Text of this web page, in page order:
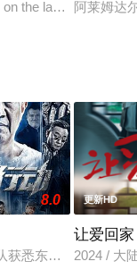
可能性。杰克想要
the lam invade the
阿莱姆达
杀人事件，勘案过
8.0
获悉东南亚毒王廖爷
更新HD
让爱回家
2024 / 大